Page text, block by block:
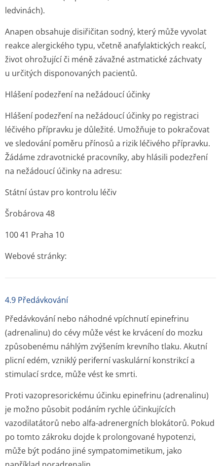
ledvinách).
Anapen obsahuje disiřičitan sodný, který může vyvolat
reakce alergického typu, včetně anafylaktických reakcí,
život ohrožující či méně závažné astmatické záchvaty
u určitých disponovaných pacientů.
Hlášení podezření na nežádoucí účinky
Hlášení podezření na nežádoucí účinky po registraci
léčivého přípravku je důležité. Umožňuje to pokračovat
ve sledování poměru přínosů a rizik léčivého přípravku.
Žádáme zdravotnické pracovníky, aby hlásili podezření
na nežádoucí účinky na adresu:
Státní ústav pro kontrolu léčiv
Šrobárova 48
100 41 Praha 10
Webové stránky:
4.9 Předávkování
Předávkování nebo náhodné vpíchnutí epinefrinu
(adrenalinu) do cévy může vést ke krvácení do mozku
způsobenému náhlým zvýšením krevního tlaku. Akutní
plicní edém, vzniklý periferní vaskulární konstrikcí a
stimulací srdce, může vést ke smrti.
Proti vazopresorickému účinku epinefrinu (adrenalinu)
je možno působit podáním rychle účinkujících
vazodilatátorů nebo alfa-adrenergních blokátorů. Pokud
po tomto zákroku dojde k prolongované hypotenzi,
může být podáno jiné sympatomimetikum, jako